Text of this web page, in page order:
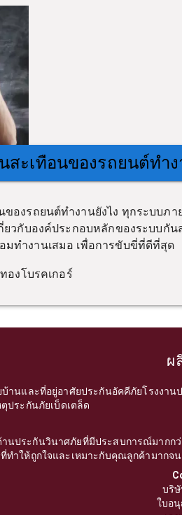
สะเทือนของรถยนต์ทำง
ของรถยนต์ทำงานยังไง ทุกระบบ
กี่ยวกับองค์ประกอบหลักของระบบ
มทำงานเสมอ เพื่อการขับขี่ที่ดีที่สุด
องโบรคเกอร์
ผ
านและที่อยู่อาศัยประกันอัคคีภัยโรงงาน
ตุประกันภัยเบ็ดเตล็ด
านประกันวินาศภัยที่มีประสบการณ์มากก
ทำให้ถูกใจและเหมาะกับคุณลูกค้ามากจ
บริษั
ใบอ